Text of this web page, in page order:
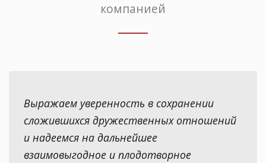
компанией
Выражаем уверенность в сохранении
сложившихся дружественных отношений
и надеемся на дальнейшее
взаимовыгодное и плодотворное